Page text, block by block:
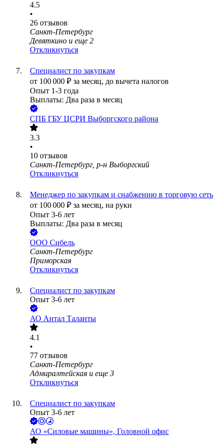
4.5
•
26 отзывов
Санкт-Петербург
Девяткино и еще 2
Откликнуться
Специалист по закупкам
от 100 000 ₽ за месяц, до вычета налогов
Опыт 1-3 года
Выплаты: Два раза в месяц
СПБ ГБУ ЦСРИ Выборгского района
3.3
•
10 отзывов
Санкт-Петербург, р-н Выборгский
Откликнуться
Менеджер по закупкам и снабжению в торговую сеть
от 100 000 ₽ за месяц, на руки
Опыт 3-6 лет
Выплаты: Два раза в месяц
ООО Сибель
Санкт-Петербург
Приморская
Откликнуться
Специалист по закупкам
Опыт 3-6 лет
АО Антал Таланты
4.1
•
77 отзывов
Санкт-Петербург
Адмиралтейская и еще 3
Откликнуться
Специалист по закупкам
Опыт 3-6 лет
АО «Силовые машины», Головной офис